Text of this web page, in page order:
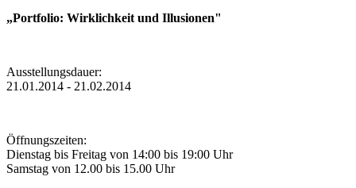
„Portfolio: Wirklichkeit und Illusionen"
Ausstellungsdauer:
21.01.2014 - 21.02.2014
Öffnungszeiten:
Dienstag bis Freitag von 14:00 bis 19:00 Uhr
Samstag von 12.00 bis 15.00 Uhr